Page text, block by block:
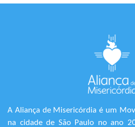
A Aliança de Misericórdia é um
na cidade de São Paulo no ano